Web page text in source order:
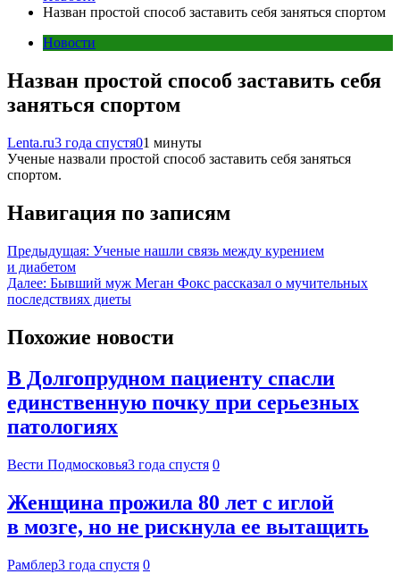
Назван простой способ заставить себя заняться спортом
Новости
Назван простой способ заставить себя
заняться спортом
Lenta.ru3 года спустя01 минуты
Ученые назвали простой способ заставить себя заняться
спортом.
Навигация по записям
Предыдущая: Ученые нашли связь между курением
и диабетом
Далее: Бывший муж Меган Фокс рассказал о мучительных
последствиях диеты
Похожие новости
В Долгопрудном пациенту спасли
единственную почку при серьезных
патологиях
Вести Подмосковья3 года спустя 0
Женщина прожила 80 лет с иглой
в мозге, но не рискнула ее вытащить
Рамблер3 года спустя 0